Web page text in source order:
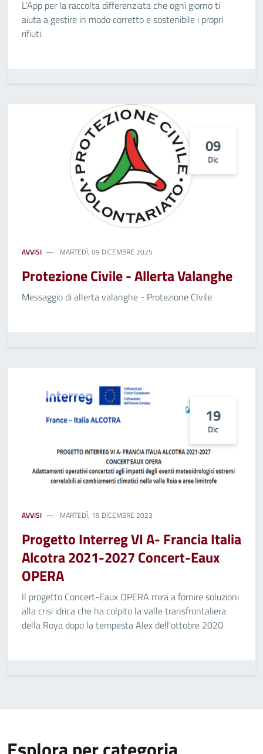
L’App per la raccolta differenziata che ogni giorno ti
aiuta a gestire in modo corretto e sostenibile i propri
rifiuti.
09
Dic
AVVISI MARTEDÌ, 09 DICEMBRE 2025
Protezione Civile - Allerta Valanghe
Messaggio di allerta valanghe - Protezione CIvile
19
Dic
AVVISI MARTEDÌ, 19 DICEMBRE 2023
Progetto Interreg VI A- Francia Italia
Alcotra 2021-2027 Concert-Eaux
OPERA
Il progetto Concert-Eaux OPERA mira a fornire soluzioni
alla crisi idrica che ha colpito la valle transfrontaliera
della Roya dopo la tempesta Alex dell'ottobre 2020